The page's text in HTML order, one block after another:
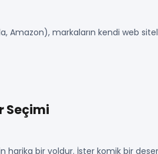
Amazon), markaların kendi web
Seçimi
harika bir yoldur. İster komik bir